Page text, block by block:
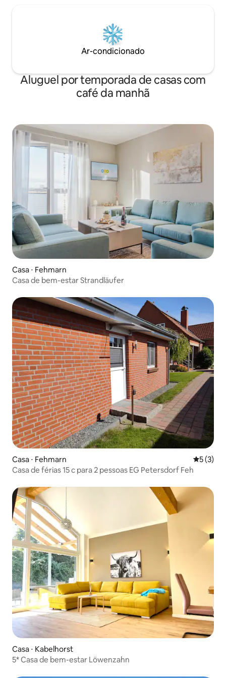
Ar-condicionado
Aluguel por temporada de casas com
café da manhã
Casa ⋅ Fehmarn
Casa de bem-estar Strandläufer
Casa ⋅ Fehmarn 5 de
5 (3)
Casa de férias 15 c para 2 pessoas EG Petersdorf Feh
Casa ⋅ Kabelhorst
5* Casa de bem-estar Löwenzahn